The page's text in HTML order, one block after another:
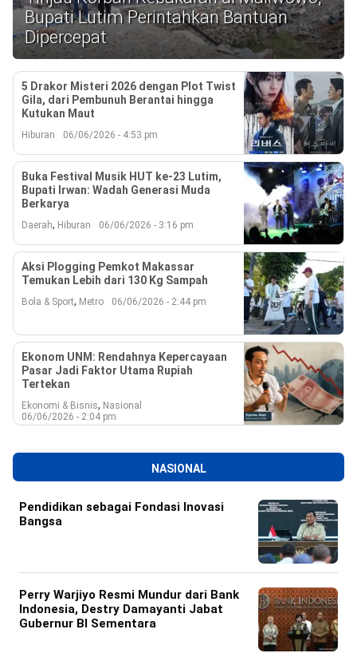
Bupati Lutim Perintahkan Bantuan
Dipercepat
5 Drakor Misteri 2026 dengan Plot Twist
Gila, dari Pembunuh Berantai hingga
Kutukan Maut
Hiburan 06/06/2026 - 4:53 pm
Buka Festival Musik HUT ke-23 Lutim,
Bupati Irwan: Wadah Generasi Muda
Berkarya
Daerah, Hiburan 06/06/2026 - 3:16 pm
Aksi Plogging Pemkot Makassar
Temukan Lebih dari 130 Kg Sampah
Bola & Sport, Metro 06/06/2026 - 2:44 pm
Ekonom UNM: Rendahnya Kepercayaan
Pasar Jadi Faktor Utama Rupiah
Tertekan
Ekonomi & Bisnis, Nasional
06/06/2026 - 2:04 pm
NASIONAL
Pendidikan sebagai Fondasi Inovasi
Bangsa
Perry Warjiyo Resmi Mundur dari Bank
Indonesia, Destry Damayanti Jabat
Gubernur BI Sementara